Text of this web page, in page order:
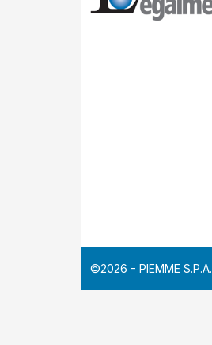
©2026 - PIEMME